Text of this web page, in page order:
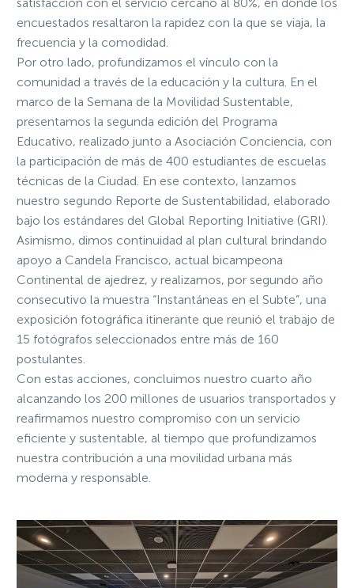
encuestados resaltaron la rapidez con la que se viaja, la
frecuencia y la comodidad.
Por otro lado, profundizamos el vínculo con la
comunidad a través de la educación y la cultura. En el
marco de la Semana de la Movilidad Sustentable,
presentamos la segunda edición del Programa
Educativo, realizado junto a Asociación Conciencia, con
la participación de más de 400 estudiantes de escuelas
técnicas de la Ciudad. En ese contexto, lanzamos
nuestro segundo Reporte de Sustentabilidad, elaborado
bajo los estándares del Global Reporting Initiative (GRI).
Asimismo, dimos continuidad al plan cultural brindando
apoyo a Candela Francisco, actual bicampeona
Continental de ajedrez, y realizamos, por segundo año
consecutivo la muestra “Instantáneas en el Subte”, una
exposición fotográfica itinerante que reunió el trabajo de
15 fotógrafos seleccionados entre más de 160
postulantes.
Con estas acciones, concluimos nuestro cuarto año
alcanzando los 200 millones de usuarios transportados y
reafirmamos nuestro compromiso con un servicio
eficiente y sustentable, al tiempo que profundizamos
nuestra contribución a una movilidad urbana más
moderna y responsable.